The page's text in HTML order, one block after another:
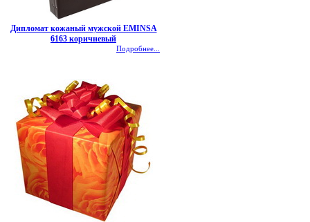
Дипломат кожаный мужской EMINSA
6163 коричневый
Подробнее...